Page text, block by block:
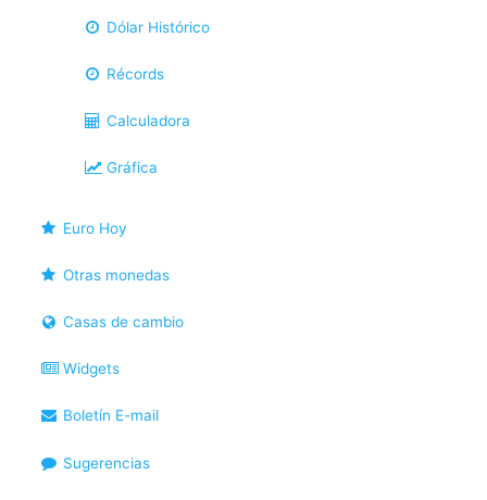
Dólar Histórico
Récords
Calculadora
Gráfica
Euro Hoy
Otras monedas
Casas de cambio
Widgets
Boletín E-mail
Sugerencias